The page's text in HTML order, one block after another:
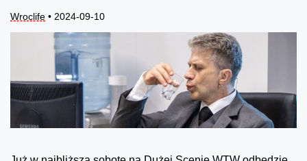
Wroclife • 2024-09-10